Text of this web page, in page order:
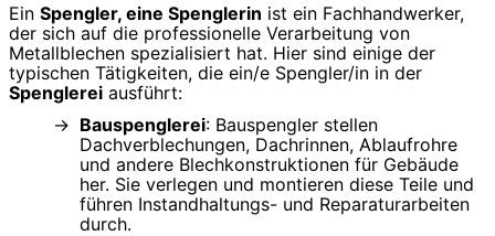
Ein Spengler, eine Spenglerin ist ein Fachhandwerker,
der sich auf die professionelle Verarbeitung von
Metallblechen spezialisiert hat. Hier sind einige der
typischen Tätigkeiten, die ein/e Spengler/in in der
Spenglerei ausführt:
Bauspenglerei: Bauspengler stellen
Dachverblechungen, Dachrinnen, Ablaufrohre
und andere Blechkonstruktionen für Gebäude
her. Sie verlegen und montieren diese Teile und
führen Instandhaltungs- und Reparaturarbeiten
durch.